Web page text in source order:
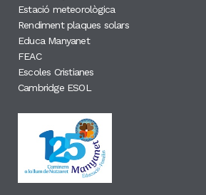
Estació meteorològica
Rendiment plaques solars
Educa Manyanet
FEAC
Escoles Cristianes
Cambridge ESOL